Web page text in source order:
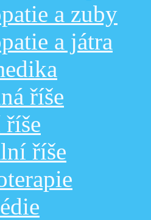
a zuby
a játra
říše
říše